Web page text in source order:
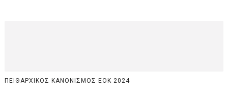
ΠΕΙΘΑΡΧΙΚΟΣ ΚΑΝΟΝΙΣΜΟΣ ΕΟΚ 2024